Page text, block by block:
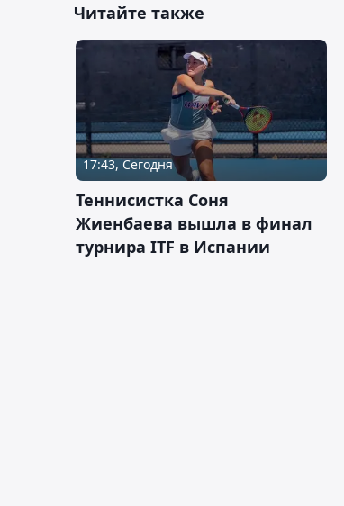
Читайте также
17:43, Сегодня
Теннисистка Соня
Жиенбаева вышла в финал
турнира ITF в Испании